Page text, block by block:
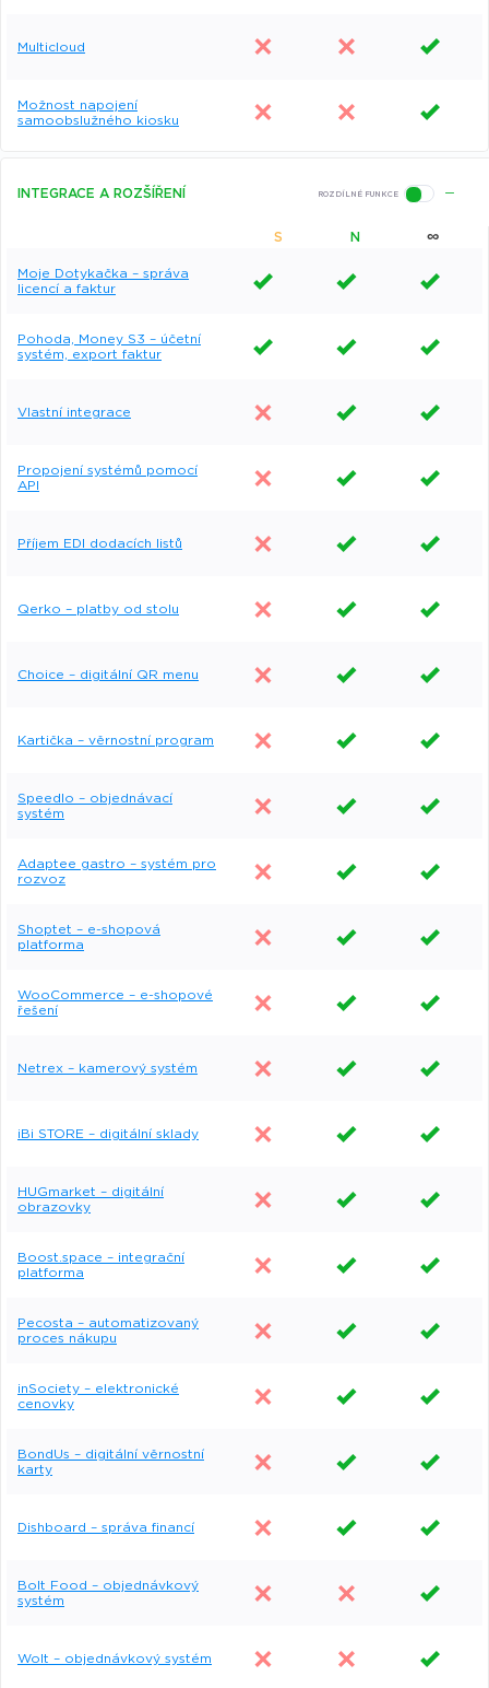
Multicloud
Možnost napojení
samoobslužného kiosku
INTEGRACE A ROZŠÍŘENÍ
S N ∞
Moje Dotykačka – správa
licencí a faktur
Pohoda, Money S3 – účetní
systém, export faktur
Vlastní integrace
Propojení systémů pomocí
API
Příjem EDI dodacích listů
Qerko – platby od stolu
Choice – digitální QR menu
Kartička – věrnostní program
Speedlo – objednávací
systém
Adaptee gastro – systém pro
rozvoz
Shoptet – e-shopová
platforma
WooCommerce – e-shopové
řešení
Netrex – kamerový systém
iBi STORE – digitální sklady
HUGmarket – digitální
obrazovky
Boost.space – integrační
platforma
Pecosta – automatizovaný
proces nákupu
inSociety – elektronické
cenovky
BondUs – digitální věrnostní
karty
Dishboard – správa financí
Bolt Food – objednávkový
systém
Wolt – objednávkový systém